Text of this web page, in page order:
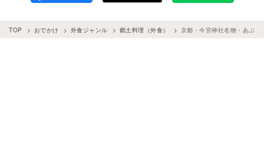
TOP おでかけ 外食ジャンル 郷土料理（外食） 京都・今宮神社名物・あぶ